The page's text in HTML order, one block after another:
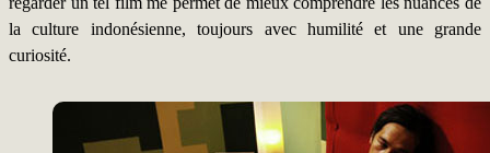
la culture indonésienne, toujours avec humilité et une grande
curiosité.